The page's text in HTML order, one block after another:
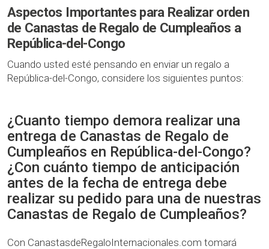
Aspectos Importantes para Realizar orden
de Canastas de Regalo de Cumpleaños a
República-del-Congo
Cuando usted esté pensando en enviar un regalo a
República-del-Congo, considere los siguientes puntos:
¿Cuanto tiempo demora realizar una
entrega de Canastas de Regalo de
Cumpleaños en República-del-Congo?
¿Con cuánto tiempo de anticipación
antes de la fecha de entrega debe
realizar su pedido para una de nuestras
Canastas de Regalo de Cumpleaños?
Con CanastasdeRegaloInternacionales.com tomará